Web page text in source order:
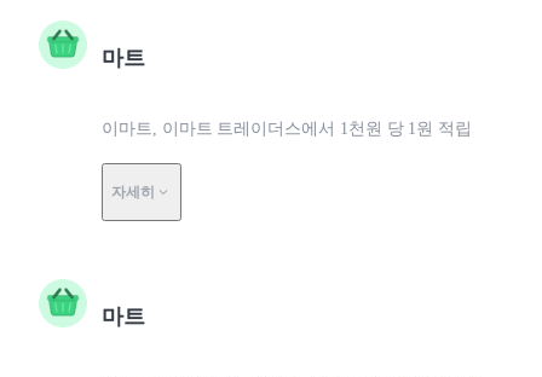
마트
이마트, 이마트 트레이더스에서 1천원 당 1원 적립
자세히
마트